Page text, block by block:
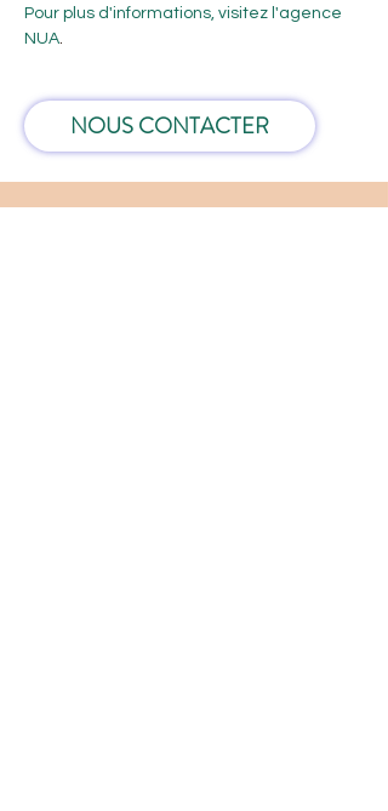
Pour plus d'informations, visitez l'agence
NUA.
NOUS CONTACTER